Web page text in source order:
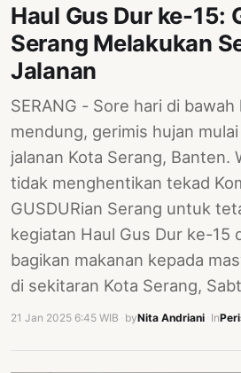
Haul Gus Dur ke-15:
Serang Melakukan
Jalanan
SERANG - Sore hari di
mendung, gerimis hujan
jalanan Kota Serang, Banten.
tidak menghentikan tekad
GUSDURian Serang untuk
kegiatan Haul Gus Dur ke-15
bagikan makanan kepada
di sekitaran Kota Serang,
21 Jan 2025 6:45 WIB byNita Andriani In